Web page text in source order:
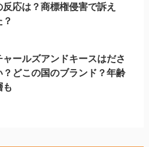
反応は？商標権侵害で訴え
？
ャールズアンドキースはださ
？どこの国のブランド？年齢
も